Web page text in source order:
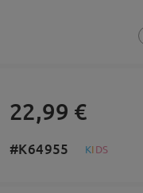
22,99 €
#K64955 KIDS